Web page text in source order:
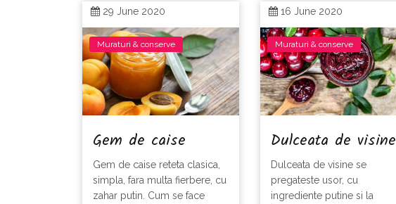
29 June 2020
Muraturi & conserve
Gem de caise
Gem de caise reteta clasica,
simpla, fara multa fierbere, cu
zahar putin. Cum se face
16 June 2020
Muraturi & conserve
Dulceata de visine
Dulceata de visine se
pregateste usor, cu
ingrediente putine si la